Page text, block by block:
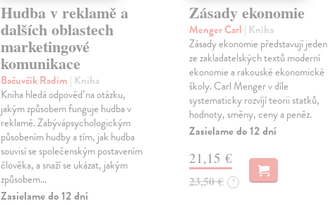
Hudba v reklamě a
dalších oblastech
marketingové
komunikace
Bačuvčík Radim | Kniha
Kniha hledá odpověď na otázku,
jakým způsobem funguje hudba v
reklamě. Zabývápsychologickým
působením hudby a tím, jak hudba
souvisí se společenským postavením
člověka, a snaží se ukázat, jakým
způsobem…
Zasielame do 12 dní
Zásady ekonomie
Menger Carl | Kniha
Zásady ekonomie představují jeden
ze zakladatelských textů moderní
ekonomie a rakouské ekonomické
školy. Carl Menger v díle
systematicky rozvíjí teorii statků,
hodnoty, směny, ceny a peněz.
Zasielame do 12 dní
21,15 €
23,50 € ?